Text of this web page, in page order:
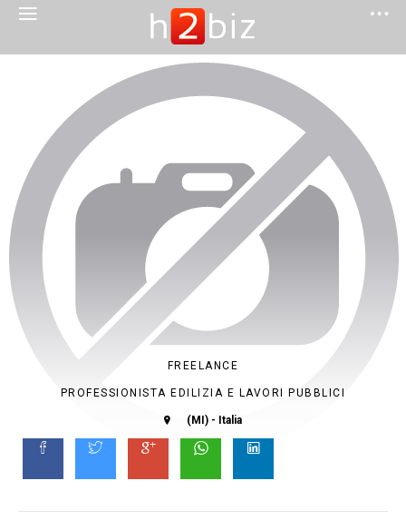
FREELANCE
PROFESSIONISTA EDILIZIA E LAVORI PUBBLICI
(MI) - Italia